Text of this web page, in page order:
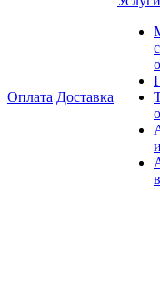
Оплата Доставка